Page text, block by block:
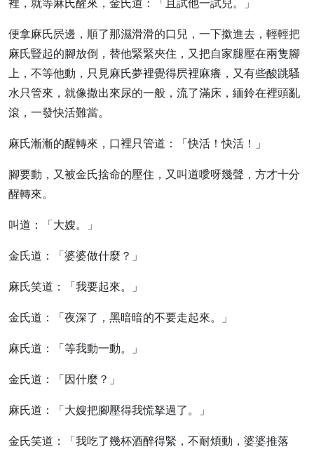
裡，就等麻氏醒來，金氏道：「且試他一試兒。」
便拿麻氏屄邊，順了那濕滑滑的口兒，一下撳進去，輕輕把
麻氏豎起的腳放倒，替他緊緊夾住，又把自家腿壓在兩隻腳
上，不等他動，只見麻氏夢裡覺得屄裡麻癢，又有些酸跳騷
水只管來，就像撒出來尿的一般，流了滿床，緬鈴在裡頭亂
滾，一發快活難當。
麻氏漸漸的醒轉來，口裡只管道：「快活！快活！」
腳要動，又被金氏捨命的壓住，又叫道噯呀幾聲，方才十分
醒轉來。
叫道：「大嫂。」
金氏道：「婆婆做什麼？」
麻氏笑道：「我要起來。」
金氏道：「夜深了，黑暗暗的不要走起來。」
麻氏道：「等我動一動。」
金氏道：「因什麼？」
麻氏道：「大嫂把腳壓得我慌拏過了。」
金氏笑道：「我吃了幾杯酒醉得緊，不耐煩動，婆婆推落